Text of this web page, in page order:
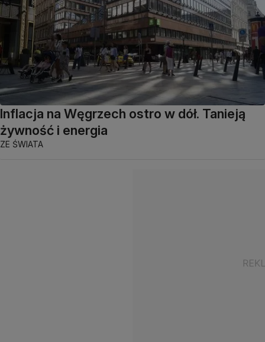
Inflacja na Węgrzech ostro w dół. Tanieją
żywność i energia
ZE ŚWIATA